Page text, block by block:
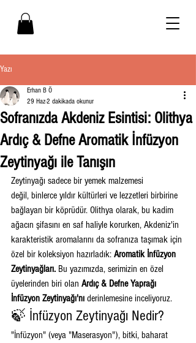
Yazı
Sofranızda Akdeniz Esintisi: Olithya
Ardıç & Defne Aromatik İnfüzyon
Zeytinyağı ile Tanışın
Erhan B Ö
29 Haz2 dakikada okunur
Zeytinyağı sadece bir yemek malzemesi
değil, binlerce yıldır kültürleri ve lezzetleri birbirine
bağlayan bir köprüdür. Olithya olarak, bu kadim
ağacın şifasını en saf haliyle korurken, Akdeniz'in
karakteristik aromalarını da sofranıza taşımak için
özel bir koleksiyon hazırladık: Aromatik İnfüzyon
Zeytinyağları. Bu yazımızda, serimizin en özel
üyelerinden biri olan Ardıç & Defne Yaprağı
İnfüzyon Zeytinyağı'nı derinlemesine inceliyoruz.
🍃 İnfüzyon Zeytinyağı Nedir?
"İnfüzyon" (veya "Maserasyon"), bitki, baharat